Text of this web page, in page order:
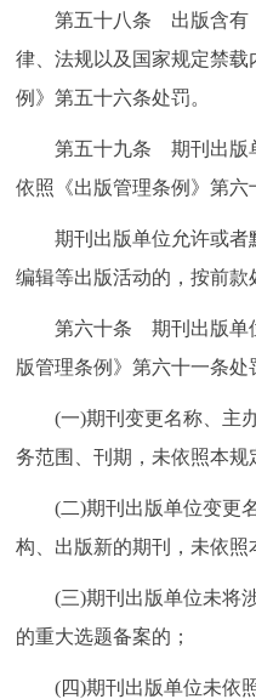
第五十八条 出版含有《
律、法规以及国家规定禁
例》第五十六条处罚。
第五十九条 期刊出版单
依照《出版管理条例》第六
期刊出版单位允许或者
编辑等出版活动的，按前款
第六十条 期刊出版单位
版管理条例》第六十一条处
(一)期刊变更名称、主办
务范围、刊期，未依照本规
(二)期刊出版单位变更名
构、出版新的期刊，未依照
(三)期刊出版单位未将涉
的重大选题备案的；
(四)期刊出版单位未依照